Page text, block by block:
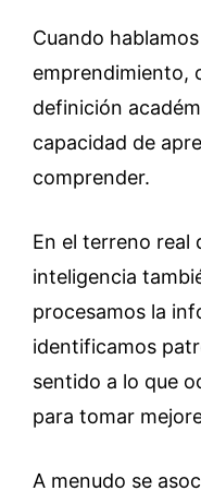
Cuando
emprendimiento,
definición
capacidad de
comprender.
En el terreno real
inteligencia
procesamos la
identificamos
sentido a lo que
para tomar
A menudo se